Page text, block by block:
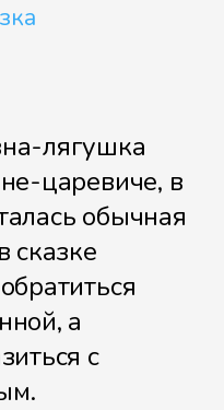
лягушка
царевиче, в
обычная
сказке
а
с